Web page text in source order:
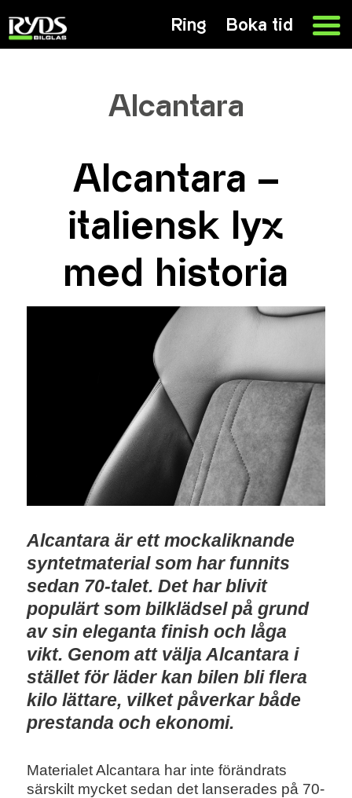
Ring Boka tid
Alcantara
Alcantara –
italiensk lyx
med historia
Alcantara är ett mockaliknande
syntetmaterial som har funnits
sedan 70-talet. Det har blivit
populärt som bilklädsel på grund
av sin eleganta finish och låga
vikt. Genom att välja Alcantara i
stället för läder kan bilen bli flera
kilo lättare, vilket påverkar både
prestanda och ekonomi.
Materialet Alcantara har inte förändrats
särskilt mycket sedan det lanserades på 70-